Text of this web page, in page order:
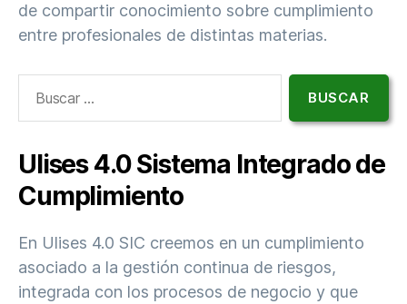
de compartir conocimiento sobre cumplimiento
entre profesionales de distintas materias.
Ulises 4.0 Sistema Integrado de
Cumplimiento
En Ulises 4.0 SIC creemos en un cumplimiento
asociado a la gestión continua de riesgos,
integrada con los procesos de negocio y que